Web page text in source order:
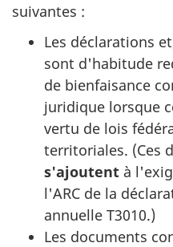
suivantes :
Les déclarations
sont d'habitude
de bienfaisance
juridique lorsque
vertu de lois
territoriales. (Ces
s'ajoutent à
l'ARC de la
annuelle T3010.)
Les documents